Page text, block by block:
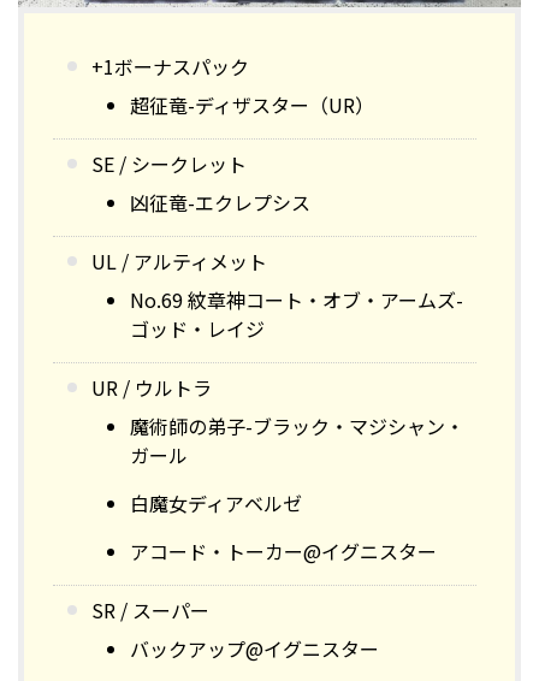
+1ボーナスパック
超征竜-ディザスター（UR）
SE / シークレット
凶征竜-エクレプシス
UL / アルティメット
No.69 紋章神コート・オブ・アームズ-
ゴッド・レイジ
UR / ウルトラ
魔術師の弟子-ブラック・マジシャン・
ガール
白魔女ディアベルゼ
アコード・トーカー@イグニスター
SR / スーパー
バックアップ@イグニスター